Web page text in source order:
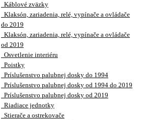
Káblové zväzky
Klaksón, zariadenia, relé, vypínače a ovládače
do 2019
Klaksón, zariadenia, relé, vypínače a ovládače
od 2019
Osvetlenie interiéru
Poistky
Príslušenstvo palubnej dosky do 1994
Príslušenstvo palubnej dosky od 1994 do 2019
Príslušenstvo palubnej dosky od 2019
Riadiace jednotky
Stierače a ostrekovače